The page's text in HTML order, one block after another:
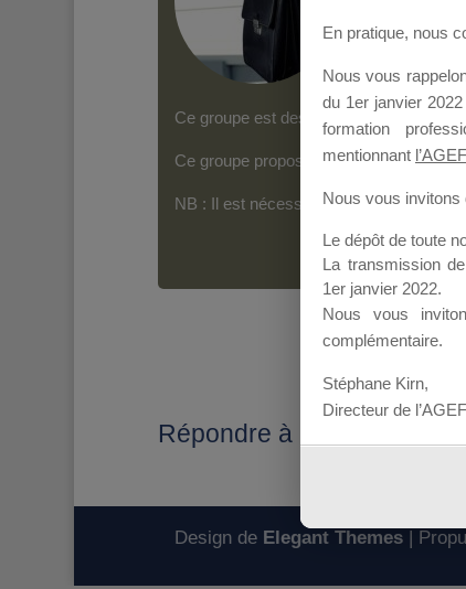
Ce groupe est destiné aux Organismes
Ce groupe propose un forum dédié au
NB : Il est nécessaire d’êtreinscrit(e)
Répondre à : Obligation
Design de Elegant Themes|
En pratique, nous
Nous vous
du 1er janvier
formation
mentionnant
Nous vous invitons
Le dépôt de toute
La transmission
1er janvier 2022.
Nous vous
complémentaire.
Stéphane Kirn,
Directeur de